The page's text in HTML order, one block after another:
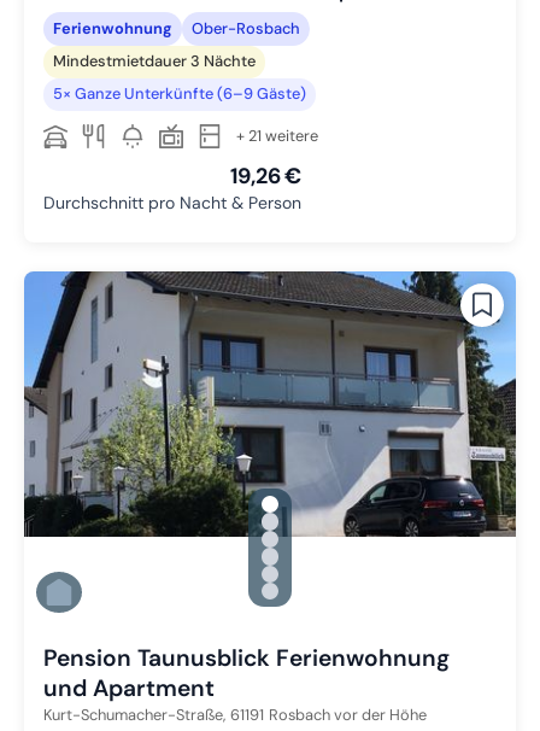
Ferienwohnung
Ober-Rosbach
Mindestmietdauer 3 Nächte
5× Ganze Unterkünfte (6–9 Gäste)
+ 21 weitere
19,26 €
Durchschnitt pro Nacht & Person
gallery.slide_selector
Zu Slide 1 wechseln
Zu Slide 2 wechseln
Zu Slide 3 wechseln
Zu Slide 4 wechseln
Zu Slide 5 wechseln
Zu Slide 6 wechseln
Pension Taunusblick Ferienwohnung
und Apartment
Kurt-Schumacher-Straße, 61191 Rosbach vor der Höhe